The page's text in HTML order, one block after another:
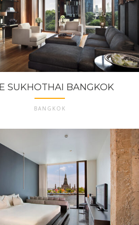
SUKHOTHAI BANGKOK
BANGKOK